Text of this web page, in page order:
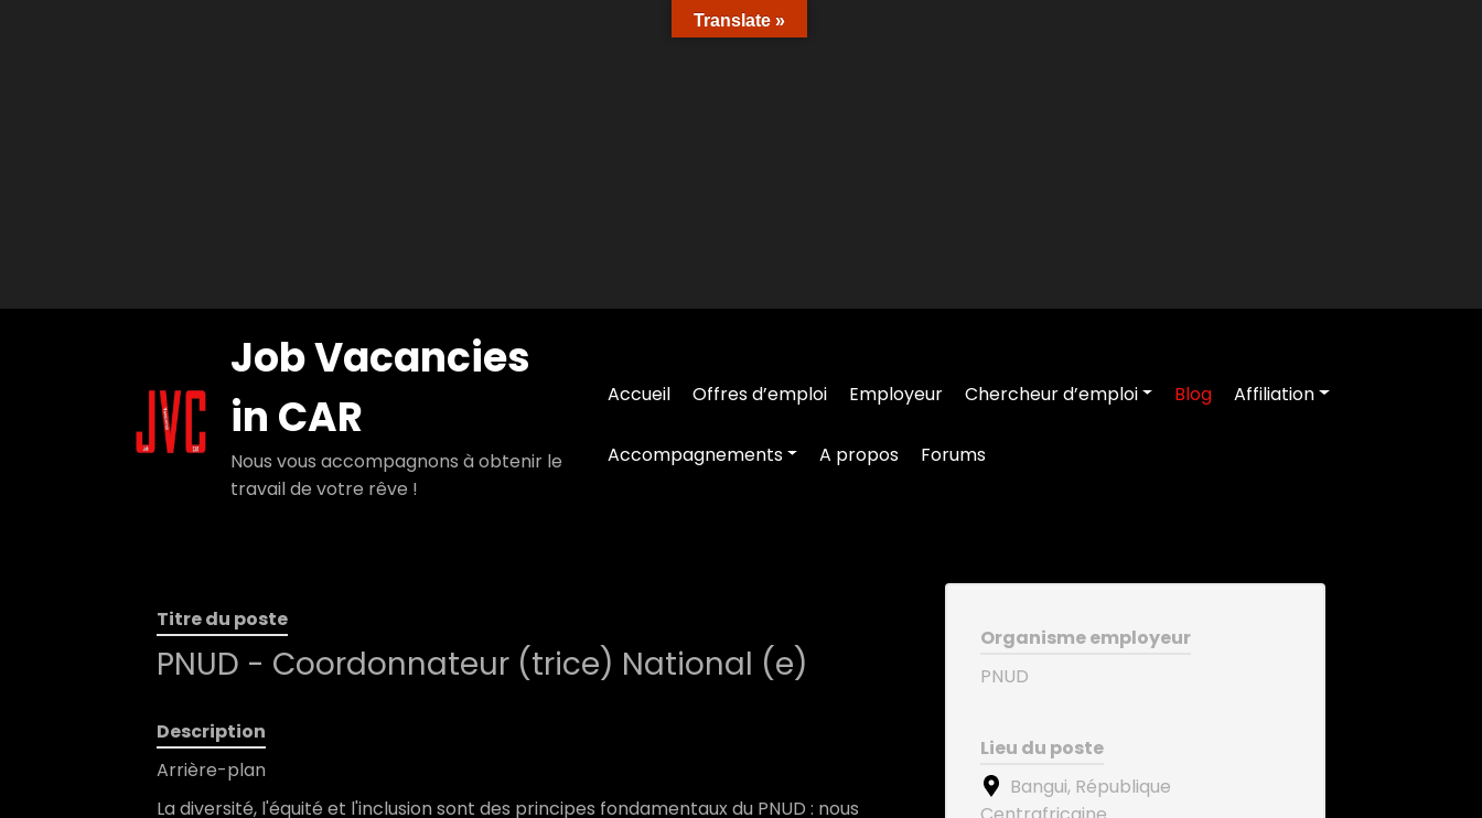
Job Vacancies
in CAR
Nous vous accompagnons à obtenir le
travail de votre rêve !
Accueil Offres d’emploi Employeur Chercheur d’emploi Blog Affiliation
Accompagnements A propos Forums
Titre du poste
PNUD - Coordonnateur (trice) National (e)
Description
Arrière-plan
La diversité, l'équité et l'inclusion sont des principes fondamentaux du PNUD : nous
Organisme employeur
PNUD
Lieu du poste
Bangui, République
Translate »